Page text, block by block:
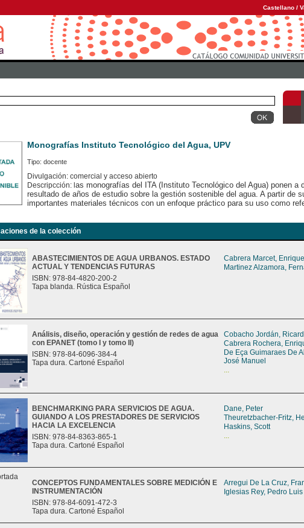
Castellano /
Monografías Instituto Tecnológico del Agua, UPV
Tipo: docente
Divulgación: comercial y acceso abierto
Descripcción: l as monografías del ITA (Instituto Tecnológico del Agua) ponen a
resultado de años de estudio sobre la gestión sostenible del agua. A partir de
importantes materiales técnicos con un enfoque práctico para su uso como
de la colección
ABASTECIMIENTOS DE AGUA URBANOS. ESTADO
ACTUAL Y TENDENCIAS FUTURAS
ISBN: 978-84-4820-200-2
Tapa blanda. Rústica Español
Cabrera Marcet, Enrique
Martinez Alzamora,
Análisis, diseño, operación y gestión de redes de agua
con EPANET (tomo I y tomo II)
ISBN: 978-84-6096-384-4
Tapa dura. Cartoné Español
Cobacho Jordán,
Cabrera Rochera,
De Eça Guimaraes De
José Manuel
...
BENCHMARKING PARA SERVICIOS DE AGUA.
GUIANDO A LOS PRESTADORES DE SERVICIOS
HACIA LA EXCELENCIA
ISBN: 978-84-8363-865-1
Tapa dura. Cartoné Español
Dane, Peter
Theuretzbacher-Fritz,
Haskins, Scott
...
CONCEPTOS FUNDAMENTALES SOBRE MEDICIÓN E
INSTRUMENTACIÓN
ISBN: 978-84-6091-472-3
Tapa dura. Cartoné Español
Arregui De La Cruz,
Iglesias Rey, Pedro Luis